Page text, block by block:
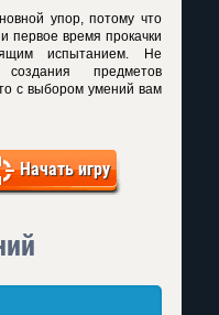
упор, потому что
первое время прокачки
испытанием. Не
предметов
с выбором умений вам
Начать игру